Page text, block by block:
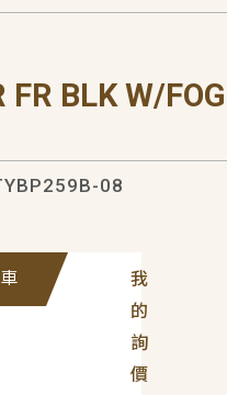
FR BLK W/FOG
08
我
的
詢
價